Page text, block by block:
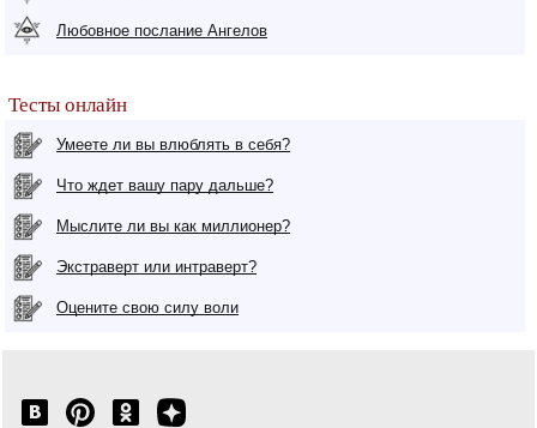
Любовное послание Ангелов
Тесты онлайн
Умеете ли вы влюблять в себя?
Что ждет вашу пару дальше?
Мыслите ли вы как миллионер?
Экстраверт или интраверт?
Оцените свою силу воли